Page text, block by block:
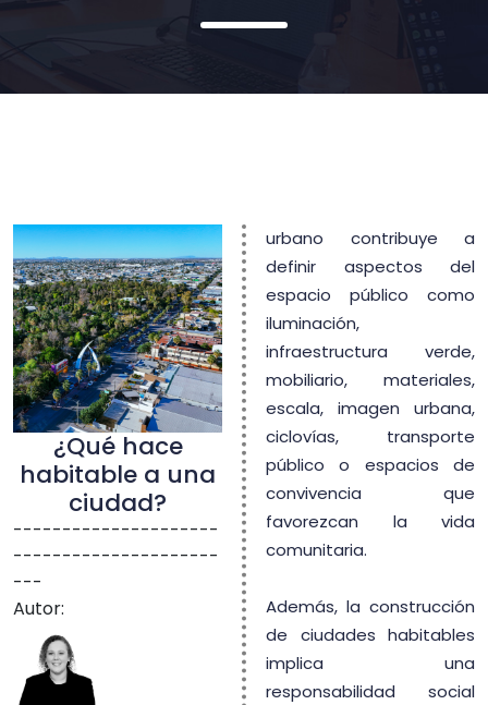
¿Qué hace
habitable a una
ciudad?
---------------------
---------------------
---
Autor:
urbano contribuye a
definir aspectos del
espacio público como
iluminación,
infraestructura verde,
mobiliario, materiales,
escala, imagen urbana,
ciclovías, transporte
público o espacios de
convivencia que
favorezcan la vida
comunitaria.
Además, la construcción
de ciudades habitables
implica una
responsabilidad social